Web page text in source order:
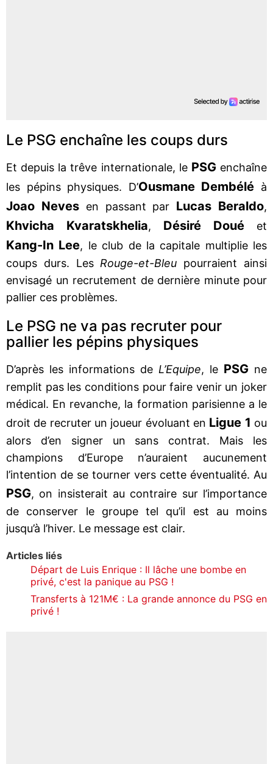
Le PSG enchaîne les coups durs
Et depuis la trêve internationale, le PSGenchaîne
les pépins physiques. D’Ousmane Dembélé à
Joao Nevesen passant par Lucas Beraldo,
Khvicha Kvaratskhelia, Désiré Doué et
Kang-In Lee, le club de la capitale multiplie les
coups durs. Les Rouge-et-Bleu pourraient ainsi
envisagé un recrutement de dernière minute pour
pallier ces problèmes.
Le PSG ne va pas recruter pour
pallier les pépins physiques
D’après les informations de L’Equipe, le PSG ne
remplit pas les conditions pour faire venir un joker
médical. En revanche, la formation parisienne a le
droit de recruter un joueur évoluant en Ligue 1 ou
alors d’en signer un sans contrat. Mais les
champions d’Europe n’auraient aucunement
l’intention de se tourner vers cette éventualité. Au
PSG, on insisterait au contraire sur l’importance
de conserver le groupe tel qu’il est au moins
jusqu’à l’hiver. Le message est clair.
Articles liés
Départ de Luis Enrique : Il lâche une bombe en
privé, c'est la panique au PSG !
Transferts à 121M€ : La grande annonce du PSG en
privé !